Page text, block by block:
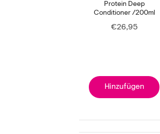
Protein Deep
Conditioner /200ml
Price
€26,95
Hinzufügen